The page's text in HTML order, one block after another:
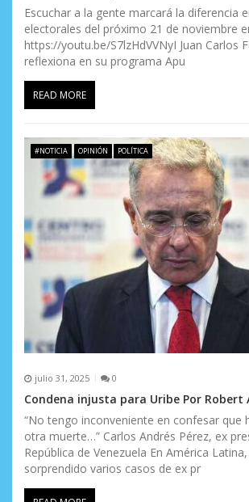
Escuchar a la gente marcará la diferencia
electorales del próximo 21 de noviembre
https://youtu.be/S7lzHdVVNyI Juan Carlos
reflexiona en su programa Apu
READ MORE
#NOTICIA OPINIÓN POLÍTICA
julio 31, 2025 0
Condena injusta para Uribe Por Robert
“No tengo inconveniente en confesar que
otra muerte…” Carlos Andrés Pérez, ex
República de Venezuela En América
sorprendido varios casos de ex pr